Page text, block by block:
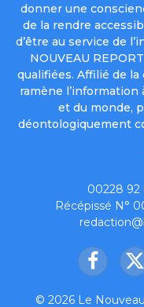
donner une
de la rendre
d’être au service de
NOUVEAU
qualifiées. Affilié de la
ramène
et du monde,
déontologiquement
00228 92
Récépissé N°
X
© 2026 Le